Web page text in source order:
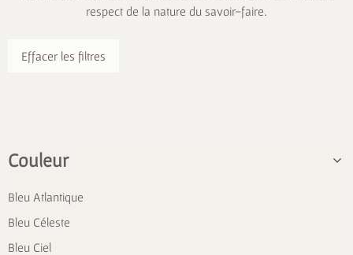
respect de la nature du savoir-faire.
Effacer les filtres
Couleur
Bleu Atlantique
Bleu Céleste
Bleu Ciel